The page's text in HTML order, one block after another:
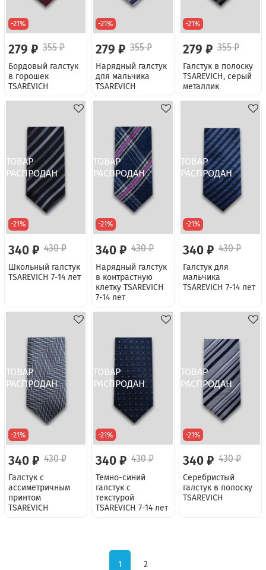
-21%
279 ₽ 355 ₽
Бордовый галстук
в горошек
TSAREVICH
-21%
279 ₽ 355 ₽
Нарядный галстук
для мальчика
TSAREVICH
-21%
279 ₽ 355 ₽
Галстук в полоску
TSAREVICH, серый
металлик
-21%
340 ₽ 430 ₽
Школьный галстук
TSAREVICH 7-14 лет
-21%
340 ₽ 430 ₽
Нарядный галстук
в контрастную
клетку TSAREVICH
7-14 лет
-21%
340 ₽ 430 ₽
Галстук для
мальчика
TSAREVICH 7-14 лет
-21%
340 ₽ 430 ₽
Галстук с
ассиметричным
принтом
TSAREVICH
-21%
340 ₽ 430 ₽
Темно-синий
галстук с
текстурой
TSAREVICH 7-14 лет
-21%
340 ₽ 430 ₽
Серебристый
галстук в полоску
TSAREVICH
1 2